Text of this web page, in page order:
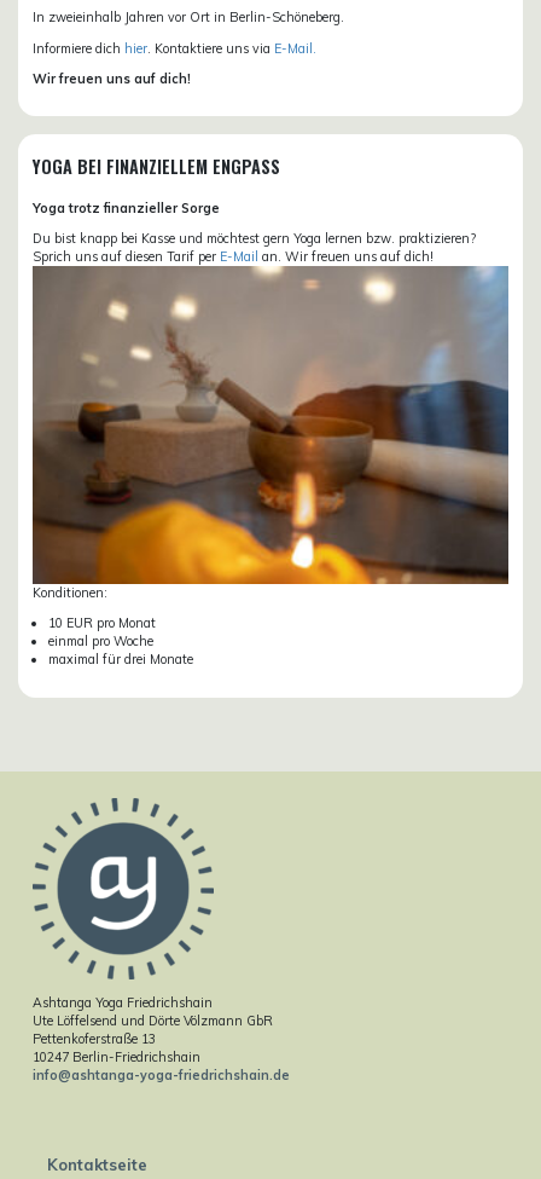
In zweieinhalb Jahren vor Ort in Berlin-Schöneberg.
Informiere dich hier . Kontaktiere uns via E-Mail.
Wir freuen uns auf dich!
YOGA BEI FINANZIELLEM ENGPASS
Yoga trotz finanzieller Sorge
Du bist knapp bei Kasse und möchtest gern Yoga lernen bzw. praktizieren?
Sprich uns auf diesen Tarif per E-Mail an. Wir freuen uns auf dich!
Konditionen:
10 EUR pro Monat
einmal pro Woche
maximal für drei Monate
Ashtanga Yoga Friedrichshain
Ute Löffelsend und Dörte Völzmann GbR
Pettenkoferstraße 13
10247 Berlin-Friedrichshain
info@ashtanga-yoga-friedrichshain.de
Kontaktseite